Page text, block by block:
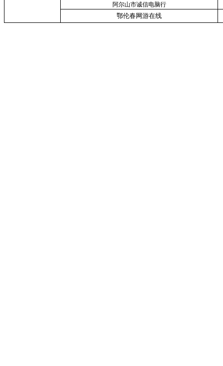
阿尔山市诚信电脑行
鄂伦春网游在线